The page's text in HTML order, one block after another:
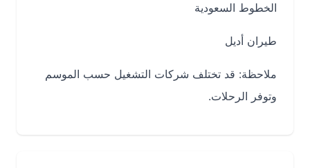
الخطوط السعودية
طيران أديل
ملاحظة: قد تختلف شركات التشغيل حسب الموسم
وتوفر الرحلات.